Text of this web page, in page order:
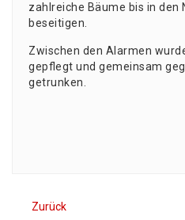
zahl­rei­che Bäu­me bis in den
beseitigen.
Zwi­schen den Alar­men
gepflegt und gemein­sam
getrunken.
ZurückPrevious